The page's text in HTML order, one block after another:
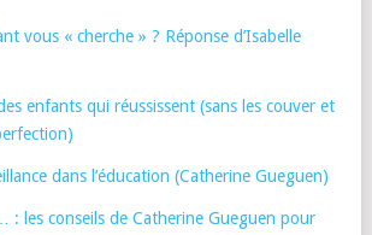
vous « cherche » ? Réponse d’Isabelle
enfants qui réussissent (sans les couver et
dans l’éducation (Catherine Gueguen)
: les conseils de Catherine Gueguen pour